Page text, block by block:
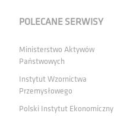
POLECANE SERWISY
Ministerstwo Aktywów
Państwowych
Instytut Wzornictwa
Przemysłowego
Polski Instytut Ekonomiczny